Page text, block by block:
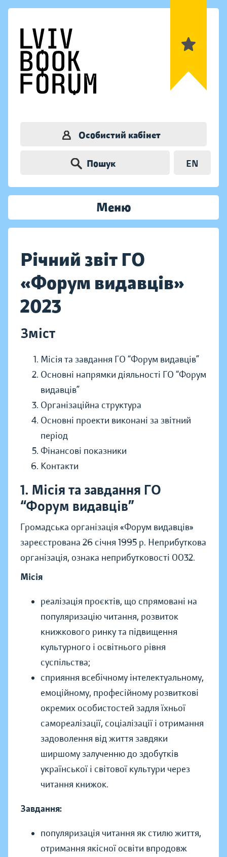
Особистий кабінет
Пошук EN
Меню
Річний звіт ГО
«Форум видавців»
2023
Зміст
Місія та завдання ГО “Форум видавців”
Основні напрямки діяльності ГО “Форум
видавців”
Організаційна структура
Основні проекти виконані за звітний
період
Фінансові показники
Контакти
1. Місія та завдання ГО
“Форум видавців”
Громадська організація «Форум видавців»
зареєстрована 26 січня 1995 р. Неприбуткова
організація, ознака неприбутковості 0032.
Місія
реалізація проєктів, що спрямовані на
популяризацію читання, розвиток
книжкового ринку та підвищення
культурного і освітнього рівня
суспільства;
сприяння всебічному інтелектуальному,
емоційному, професійному розвиткові
окремих особистостей задля їхньої
самореалізації, соціалізації і отримання
задоволення від життя завдяки
ширшому залученню до здобутків
української і світової культури через
читання книжок.
Завдання:
популяризація читання як стилю життя,
отримання якісної освіти впродовж